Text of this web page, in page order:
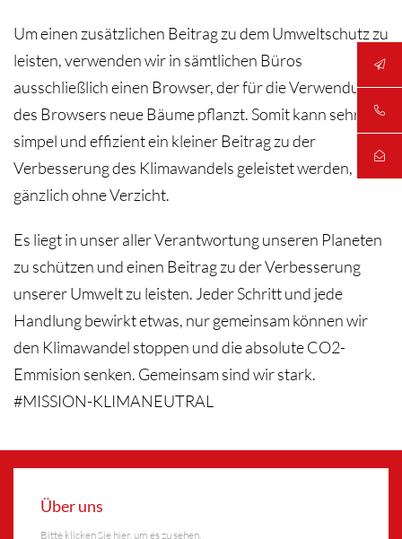
Um einen zusätzlichen Beitrag zu dem Umweltschutz zu
leisten, verwenden wir in sämtlichen Büros
ausschließlich einen Browser, der für die Verwendung
des Browsers neue Bäume pflanzt. Somit kann sehr
simpel und effizient ein kleiner Beitrag zu der
Verbesserung des Klimawandels geleistet werden,
gänzlich ohne Verzicht.
Es liegt in unser aller Verantwortung unseren Planeten
zu schützen und einen Beitrag zu der Verbesserung
unserer Umwelt zu leisten. Jeder Schritt und jede
Handlung bewirkt etwas, nur gemeinsam können wir
den Klimawandel stoppen und die absolute CO2-
Emmision senken. Gemeinsam sind wir stark.
#MISSION-KLIMANEUTRAL
Über uns
Bitte klicken Sie hier, um es zu sehen.